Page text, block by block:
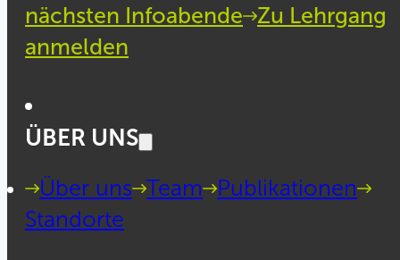
nächsten Infoabende Zu Lehrgang
anmelden
ÜBER UNS
Über uns Team
Publikationen
Standorte